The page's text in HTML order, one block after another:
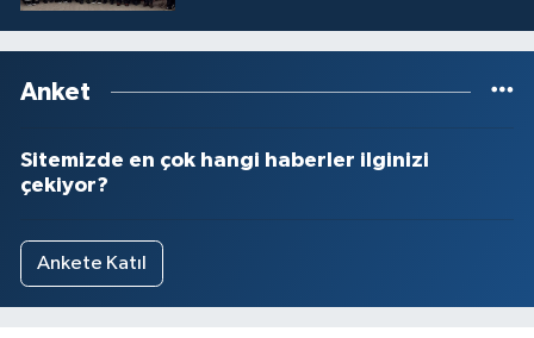
Anket
Sitemizde en çok hangi haberler ilginizi
çekiyor?
Ankete Katıl
Yozgat Müftülüğü